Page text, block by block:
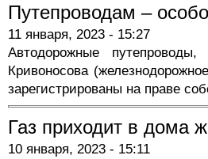
Путепроводам –
11 января, 2023 - 15:27
Автодорожные
Кривоносова
зарегистрированы на праве
Газ приходит в дома
10 января, 2023 - 15:11